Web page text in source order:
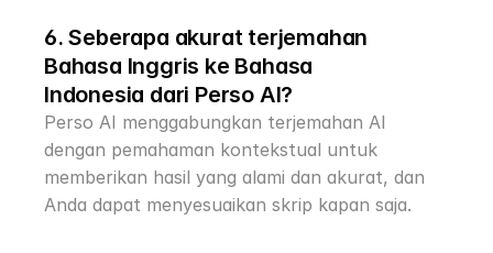
6. Seberapa akurat terjemahan
Bahasa Inggris ke Bahasa
Indonesia dari Perso AI?
Perso AI menggabungkan terjemahan AI
dengan pemahaman kontekstual untuk
memberikan hasil yang alami dan akurat, dan
Anda dapat menyesuaikan skrip kapan saja.